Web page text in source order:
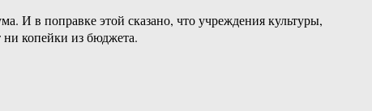
И в поправке этой сказано, что учреждения культуры,
ни копейки из бюджета.